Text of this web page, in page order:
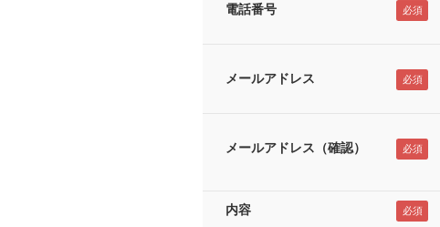
電話番号
メールアドレス
メールアドレス（確認）
内容